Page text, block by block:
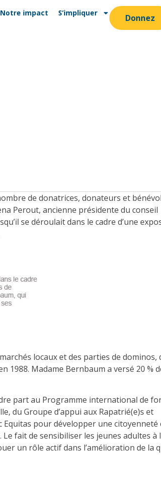
Notre impact S’impliquer Donnez
de donatrices, donateurs et
Perout, ancienne présidente du conseil
se déroulait dans le cadre d’une
locaux et des parties de dominos,
1988. Madame Bernbaum a versé 20 %
part au Programme international de
du Groupe d’appui aux Rapatrié(e)s et
Equitas pour développer une citoyenneté
fait de sensibiliser les jeunes adultes à
un rôle actif dans l’amélioration de la